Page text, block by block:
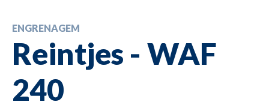
ENGRENAGEM
Reintjes - WAF
240